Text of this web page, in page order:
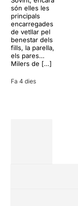
són elles les
principals
encarregades
de vetllar pel
benestar dels
fills, la parella,
els pares…
Milers de […]
Fa 4 dies